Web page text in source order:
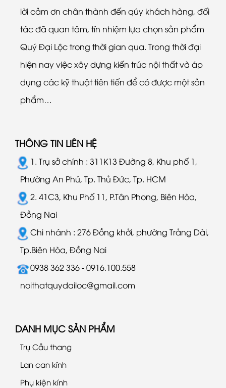
lời cảm ơn chân thành đến qúy khách hàng, đối
tác đã quan tâm, tín nhiệm lựa chọn sản phẩm
Quý Đại Lộc trong thời gian qua. Trong thời đại
hiện nay việc xây dựng kiến trúc nội thất và áp
dụng các kỹ thuật tiên tiến để có được một sản
phẩm…
THÔNG TIN LIÊN HỆ
1. Trụ sở chính : 311K13 Đường 8, Khu phố 1,
Phường An Phú, Tp. Thủ Đức, Tp. HCM
2. 41C3, Khu Phố 11, P.Tân Phong, Biên Hòa,
Đồng Nai
Chi nhánh : 276 Đồng khởi, phường Trảng Dài,
Tp.Biên Hòa, Đồng Nai
0938 362 336 - 0916.100.558
noithatquydailoc@gmail.com
DANH MỤC SẢN PHẨM
Trụ Cầu thang
Lan can kính
Phụ kiện kính